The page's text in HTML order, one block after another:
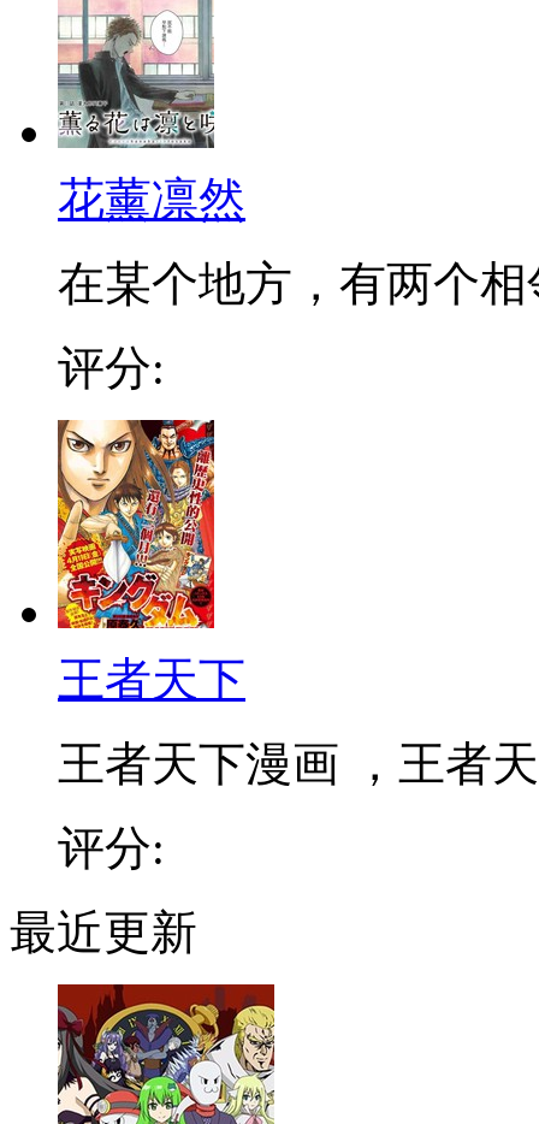
花薰凛然
在某个地方，有两个相
评分:
王者天下
王者天下漫画 ，王者
评分:
最近更新